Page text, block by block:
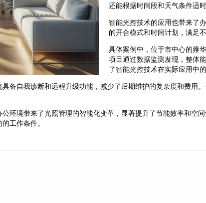
还能根据时间段和天气条件适
智能光控技术的应用也带来了
的开合模式和时间计划，满足
具体案例中，位于市中心的雍
项目通过数据监测发现，整体
了智能光控技术在实际应用中的
备自我诊断和远程升级功能，减少了后期维护的复杂度和费用
环境带来了光照管理的智能化变革，显著提升了节能效率和空
工作条件。